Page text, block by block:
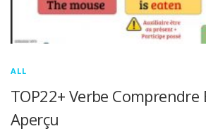
ALL
TOP22+ Verbe Comprendre
Aperçu